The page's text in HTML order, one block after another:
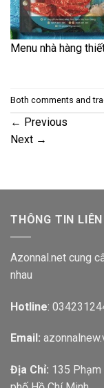
Menu nhà hàng
Both comments and
← Previous
Next →
THÔNG TIN LIÊN
Azonnal.net cung
nhau
Hotline:
Email:
Địa Chỉ: 135 Phạm